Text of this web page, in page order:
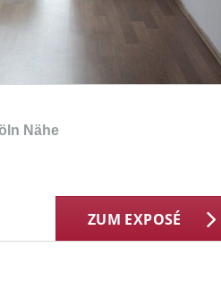
Nähe
ZUM EXPOSÉ